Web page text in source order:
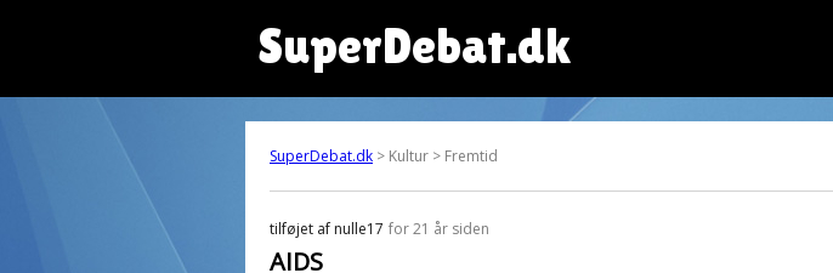
SuperDebat.dk
SuperDebat.dk > Kultur > Fremtid
tilføjet af nulle17 for 21 år siden
AIDS